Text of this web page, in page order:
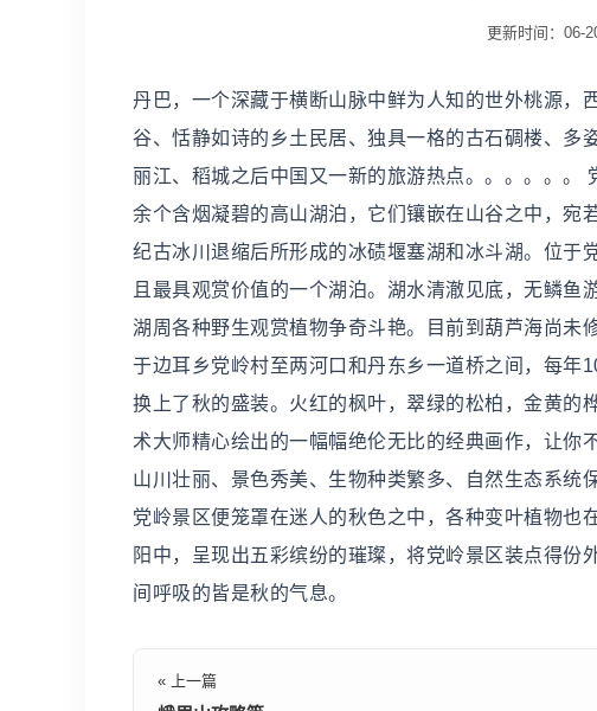
更新时间：06-
丹巴，一个深藏于横断山脉中鲜为人知的世外桃源，
谷、恬静如诗的乡土民居、独具一格的古石碉楼、多
丽江、稻城之后中国又一新的旅游热点。。。。。
余个含烟凝碧的高山湖泊，它们镶嵌在山谷之中，宛
纪古冰川退缩后所形成的冰碛堰塞湖和冰斗湖。位于
且最具观赏价值的一个湖泊。湖水清澈见底，无鳞鱼
湖周各种野生观赏植物争奇斗艳。目前到葫芦海尚未
于边耳乡党岭村至两河口和丹东乡一道桥之间，每年
换上了秋的盛装。火红的枫叶，翠绿的松柏，金黄的
术大师精心绘出的一幅幅绝伦无比的经典画作，让你
山川壮丽、景色秀美、生物种类繁多、自然生态系统
党岭景区便笼罩在迷人的秋色之中，各种变叶植物也
阳中，呈现出五彩缤纷的璀璨，将党岭景区装点得
间呼吸的皆是秋的气息。
« 上一篇